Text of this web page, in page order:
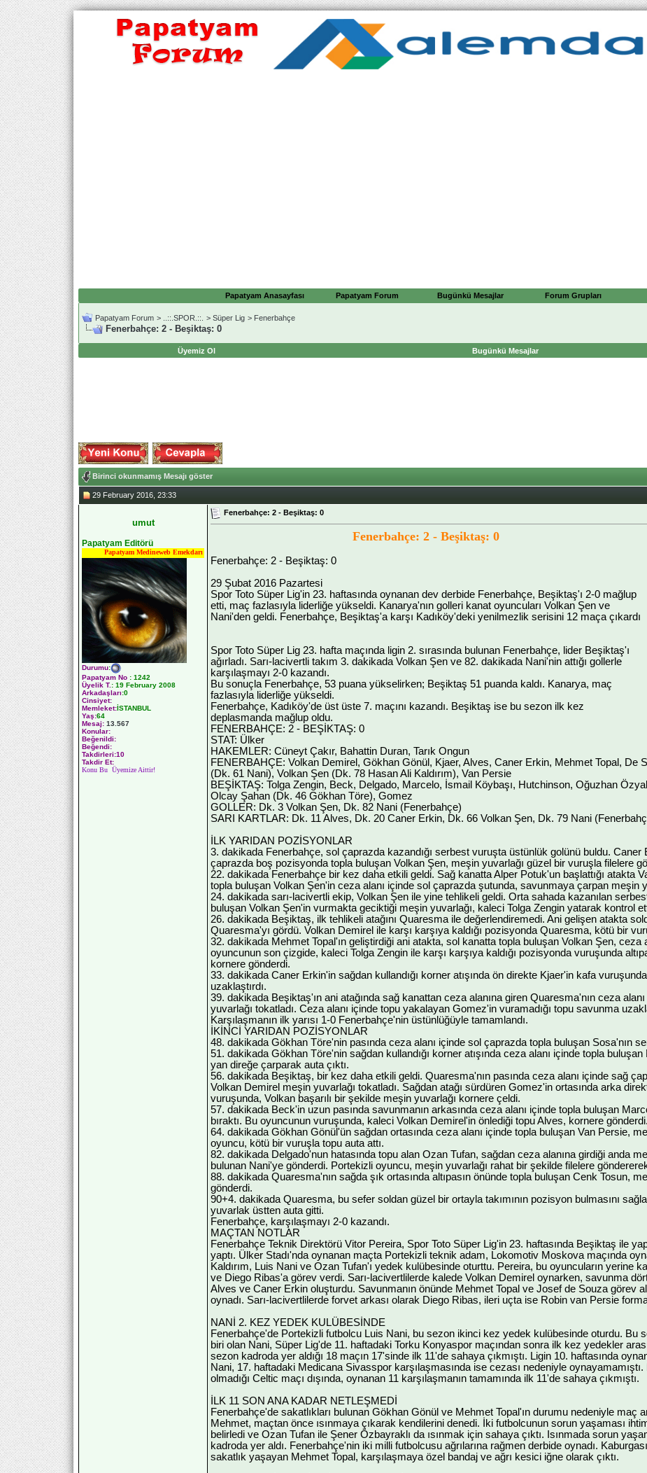
Papatyam Anasayfası Papatyam Forum Bugünkü Mesajlar Forum Grupları
Papatyam Forum > ..::.SPOR.::. > Süper Lig > Fenerbahçe
Fenerbahçe: 2 - Beşiktaş: 0
Üyemiz Ol Bugünkü Mesajlar
Birinci okunmamış Mesajı göster
29 February 2016, 23:33
umut
Papatyam Editörü
Papatyam Medineweb Emekdarı
Durumu:
Papatyam No : 1242
Üyelik T. : 19 February 2008
Arkadaşları:0
Cinsiyet:
Memleket:İSTANBUL
Yaş:64
Mesaj: 13.567
Konular:
Beğenildi:
Beğendi:
Takdirleri:10
Takdir Et:
Konu Bu Üyemize Aittir!
Fenerbahçe: 2 - Beşiktaş: 0
Fenerbahçe: 2 - Beşiktaş: 0
Fenerbahçe: 2 - Beşiktaş: 0
29 Şubat 2016 Pazartesi
Spor Toto Süper Lig'in 23. haftasında oynanan dev derbide Fenerbahçe, Beşiktaş'ı 2-0 mağlup
etti, maç fazlasıyla liderliğe yükseldi. Kanarya'nın golleri kanat oyuncuları Volkan Şen ve
Nani'den geldi. Fenerbahçe, Beşiktaş'a karşı Kadıköy'deki yenilmezlik serisini 12 maça çıkardı
Spor Toto Süper Lig 23. hafta maçında ligin 2. sırasında bulunan Fenerbahçe, lider Beşiktaş'ı
ağırladı. Sarı-lacivertli takım 3. dakikada Volkan Şen ve 82. dakikada Nani'nin attığı gollerle
karşılaşmayı 2-0 kazandı.
Bu sonuçla Fenerbahçe, 53 puana yükselirken; Beşiktaş 51 puanda kaldı. Kanarya, maç
fazlasıyla liderliğe yükseldi.
Fenerbahçe, Kadıköy'de üst üste 7. maçını kazandı. Beşiktaş ise bu sezon ilk kez
deplasmanda mağlup oldu.
FENERBAHÇE: 2 - BEŞİKTAŞ: 0
STAT: Ülker
HAKEMLER: Cüneyt Çakır, Bahattin Duran, Tarık Ongun
FENERBAHÇE: Volkan Demirel, Gökhan Gönül, Kjaer, Alves, Caner Erkin, Mehmet Topal, De
(Dk. 61 Nani), Volkan Şen (Dk. 78 Hasan Ali Kaldırım), Van Persie
BEŞİKTAŞ: Tolga Zengin, Beck, Delgado, Marcelo, İsmail Köybaşı, Hutchinson, Oğuzhan
Olcay Şahan (Dk. 46 Gökhan Töre), Gomez
GOLLER: Dk. 3 Volkan Şen, Dk. 82 Nani (Fenerbahçe)
SARI KARTLAR: Dk. 11 Alves, Dk. 20 Caner Erkin, Dk. 66 Volkan Şen, Dk. 79 Nani
İLK YARIDAN POZİSYONLAR
3. dakikada Fenerbahçe, sol çaprazda kazandığı serbest vuruşta üstünlük golünü buldu. Caner
çaprazda boş pozisyonda topla buluşan Volkan Şen, meşin yuvarlağı güzel bir vuruşla filelere
22. dakikada Fenerbahçe bir kez daha etkili geldi. Sağ kanatta Alper Potuk'un başlattığı atakta
topla buluşan Volkan Şen'in ceza alanı içinde sol çaprazda şutunda, savunmaya çarpan meşin
24. dakikada sarı-lacivertli ekip, Volkan Şen ile yine tehlikeli geldi. Orta sahada kazanılan
buluşan Volkan Şen'in vurmakta geciktiği meşin yuvarlağı, kaleci Tolga Zengin yatarak kontrol
26. dakikada Beşiktaş, ilk tehlikeli atağını Quaresma ile değerlendiremedi. Ani gelişen atakta
Quaresma'yı gördü. Volkan Demirel ile karşı karşıya kaldığı pozisyonda Quaresma, kötü bir
32. dakikada Mehmet Topal'ın geliştirdiği ani atakta, sol kanatta topla buluşan Volkan Şen,
oyuncunun son çizgide, kaleci Tolga Zengin ile karşı karşıya kaldığı pozisyonda vuruşunda
kornere gönderdi.
33. dakikada Caner Erkin'in sağdan kullandığı korner atışında ön direkte Kjaer'in kafa
uzaklaştırdı.
39. dakikada Beşiktaş'ın ani atağında sağ kanattan ceza alanına giren Quaresma'nın ceza
yuvarlağı tokatladı. Ceza alanı içinde topu yakalayan Gomez'in vuramadığı topu savunma
Karşılaşmanın ilk yarısı 1-0 Fenerbahçe'nin üstünlüğüyle tamamlandı.
İKİNCİ YARIDAN POZİSYONLAR
48. dakikada Gökhan Töre'nin pasında ceza alanı içinde sol çaprazda topla buluşan Sosa'nın
51. dakikada Gökhan Töre'nin sağdan kullandığı korner atışında ceza alanı içinde topla
yan direğe çarparak auta çıktı.
56. dakikada Beşiktaş, bir kez daha etkili geldi. Quaresma'nın pasında ceza alanı içinde sağ
Volkan Demirel meşin yuvarlağı tokatladı. Sağdan atağı sürdüren Gomez'in ortasında arka
vuruşunda, Volkan başarılı bir şekilde meşin yuvarlağı kornere çeldi.
57. dakikada Beck'in uzun pasında savunmanın arkasında ceza alanı içinde topla buluşan
bıraktı. Bu oyuncunun vuruşunda, kaleci Volkan Demirel'in önlediği topu Alves, kornere gönderdi.
64. dakikada Gökhan Gönül'ün sağdan ortasında ceza alanı içinde topla buluşan Van Persie,
oyuncu, kötü bir vuruşla topu auta attı.
82. dakikada Delgado'nun hatasında topu alan Ozan Tufan, sağdan ceza alanına girdiği anda
bulunan Nani'ye gönderdi. Portekizli oyuncu, meşin yuvarlağı rahat bir şekilde filelere
88. dakikada Quaresma'nın sağda şık ortasında altıpasın önünde topla buluşan Cenk Tosun,
gönderdi.
90+4. dakikada Quaresma, bu sefer soldan güzel bir ortayla takımının pozisyon bulmasını
yuvarlak üstten auta gitti.
Fenerbahçe, karşılaşmayı 2-0 kazandı.
MAÇTAN NOTLAR
Fenerbahçe Teknik Direktörü Vitor Pereira, Spor Toto Süper Lig'in 23. haftasında Beşiktaş ile
yaptı. Ülker Stadı'nda oynanan maçta Portekizli teknik adam, Lokomotiv Moskova maçında
Kaldırım, Luis Nani ve Ozan Tufan'ı yedek kulübesinde oturttu. Pereira, bu oyuncuların yerine
ve Diego Ribas'a görev verdi. Sarı-lacivertlilerde kalede Volkan Demirel oynarken, savunma
Alves ve Caner Erkin oluşturdu. Savunmanın önünde Mehmet Topal ve Josef de Souza görev
oynadı. Sarı-lacivertlilerde forvet arkası olarak Diego Ribas, ileri uçta ise Robin van Persie
NANİ 2. KEZ YEDEK KULÜBESİNDE
Fenerbahçe'de Portekizli futbolcu Luis Nani, bu sezon ikinci kez yedek kulübesinde oturdu. Bu
biri olan Nani, Süper Lig'de 11. haftadaki Torku Konyaspor maçından sonra ilk kez yedekler
sezon kadroda yer aldığı 18 maçın 17'sinde ilk 11'de sahaya çıkmıştı. Ligin 10. haftasında
Nani, 17. haftadaki Medicana Sivasspor karşılaşmasında ise cezası nedeniyle
olmadığı Celtic maçı dışında, oynanan 11 karşılaşmanın tamamında ilk 11'de sahaya çıkmıştı.
İLK 11 SON ANA KADAR NETLEŞMEDİ
Fenerbahçe'de sakatlıkları bulunan Gökhan Gönül ve Mehmet Topal'ın durumu nedeniyle maç
Mehmet, maçtan önce ısınmaya çıkarak kendilerini denedi. İki futbolcunun sorun yaşaması
belirledi ve Ozan Tufan ile Şener Özbayraklı da ısınmak için sahaya çıktı. Isınmada sorun
kadroda yer aldı. Fenerbahçe'nin iki milli futbolcusu ağrılarına rağmen derbide oynadı.
sakatlık yaşayan Mehmet Topal, karşılaşmaya özel bandaj ve ağrı kesici iğne olarak çıktı.